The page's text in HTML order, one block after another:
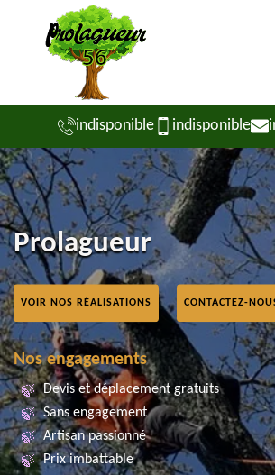
indisponible indisponible
Prolagueur
VOIR NOS RÉALISATIONS CONTACTEZ-
Nos engagements
Devis et déplacement gratuits
Sans engagement
Artisan passionné
Prix imbattable